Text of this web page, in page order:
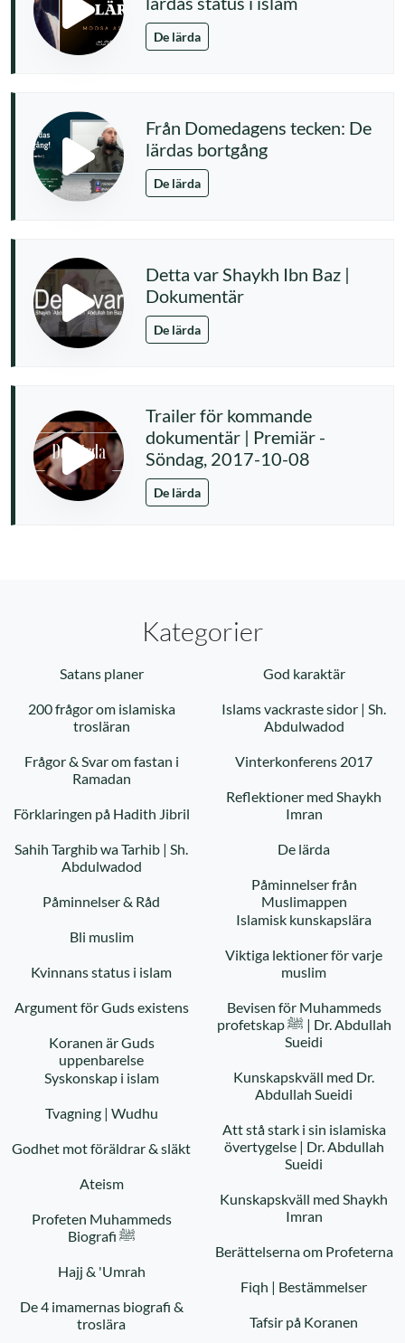
De lärda
Från Domedagens tecken: De
lärdas bortgång
De lärda
Detta var Shaykh Ibn Baz |
Dokumentär
De lärda
Trailer för kommande
dokumentär | Premiär -
Söndag, 2017-10-08
De lärda
Kategorier
Satans planer God karaktär
200 frågor om islamiska
trosläran
Islams vackraste sidor | Sh.
Abdulwadod
Frågor & Svar om fastan i
Ramadan
Vinterkonferens 2017
Reflektioner med Shaykh
Imran
Förklaringen på Hadith Jibril
Sahih Targhib wa Tarhib | Sh.
Abdulwadod
De lärda
Påminnelser från
Muslimappen
Påminnelser & Råd
Islamisk kunskapslära
Bli muslim
Viktiga lektioner för varje
muslim
Kvinnans status i islam
Argument för Guds existens
Bevisen för Muhammeds
profetskap ﷺ | Dr. Abdullah
Sueidi
Koranen är Guds
uppenbarelse
Kunskapskväll med Dr.
Abdullah Sueidi
Syskonskap i islam
Tvagning | Wudhu
Att stå stark i sin islamiska
övertygelse | Dr. Abdullah
Sueidi
Godhet mot föräldrar & släkt
Ateism
Kunskapskväll med Shaykh
Imran
Profeten Muhammeds
Biografi ﷺ
Berättelserna om Profeterna
Hajj & 'Umrah
Fiqh | Bestämmelser
De 4 imamernas biografi &
troslära
Tafsir på Koranen